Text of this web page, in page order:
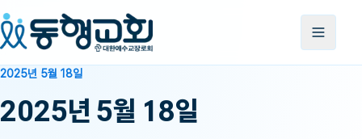
2025년 5월 18일
2025년 5월 18일